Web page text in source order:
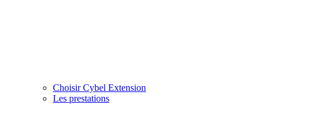
Choisir Cybel Extension
Les prestations